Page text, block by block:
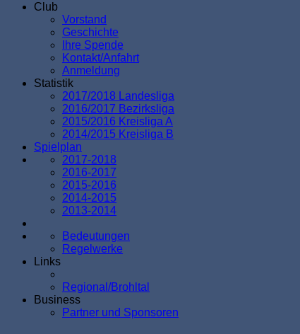
Club
Vorstand
Geschichte
Ihre Spende
Kontakt/Anfahrt
Anmeldung
Statistik
2017/2018 Landesliga
2016/2017 Bezirksliga
2015/2016 Kreisliga A
2014/2015 Kreisliga B
Spielplan
2017-2018
2016-2017
2015-2016
2014-2015
2013-2014
Bedeutungen
Regelwerke
Links
Regional/Brohltal
Business
Partner und Sponsoren